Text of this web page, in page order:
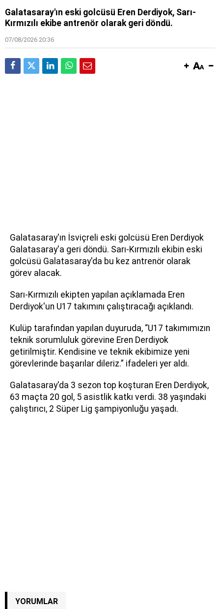
Galatasaray'ın eski golcüsü Eren Derdiyok, Sarı-
Kırmızılı ekibe antrenör olarak geri döndü.
07/08/2026 20:36
Galatasaray'ın İsviçreli eski golcüsü Eren Derdiyok
Galatasaray'a geri döndü. Sarı-Kırmızılı ekibin eski
golcüsü Galatasaray'da bu kez antrenör olarak
görev alacak.
Sarı-Kırmızılı ekipten yapılan açıklamada Eren
Derdiyok'un U17 takımını çalıştıracağı açıklandı.
Kulüp tarafından yapılan duyuruda, “U17 takımımızın
teknik sorumluluk görevine Eren Derdiyok
getirilmiştir. Kendisine ve teknik ekibimize yeni
görevlerinde başarılar dileriz.” ifadeleri yer aldı.
Galatasaray'da 3 sezon top koşturan Eren Derdiyok,
63 maçta 20 gol, 5 asistlik katkı verdi. 38 yaşındaki
çalıştırıcı, 2 Süper Lig şampiyonluğu yaşadı.
YORUMLAR